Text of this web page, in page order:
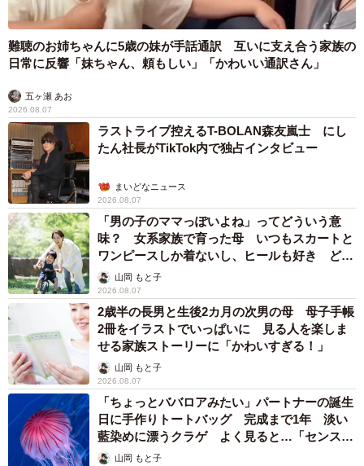
難聴のお姉ちゃんに5歳の妹が手話通訳 互いに支え合う家族の
日常に反響「妹ちゃん、頼もしい」「かわいい通訳さん」
五ヶ瀬 あお
2026.08.07
ラストライブ控えるT-BOLAN森友嵐士 にし
たん社長がTikTok内で独占インタビュー
まいどなニュース
2026.08.07
「男の子のママっぽいよね」ってどういう意
味？ 女系家族で育った母 いつもスカートと
ワンピースしか着ないし、ヒールも好き どの
へんが…
山岡 もと子
2026.08.07
2歳半の長男と生後2カ月の次男の母 母子手帳
2冊をイラストでいっぱいに 見る人を楽しま
せる家族ストーリーに「かわいすぎる！」
山岡 もと子
2026.08.07
「ちょっとババロアみたい」パートナーの誕生
日に手作りトートバッグ 完成まで1年 淡い
藍染めに漂うクラゲ よく見ると…「センスす
ごい」山岡 もと子